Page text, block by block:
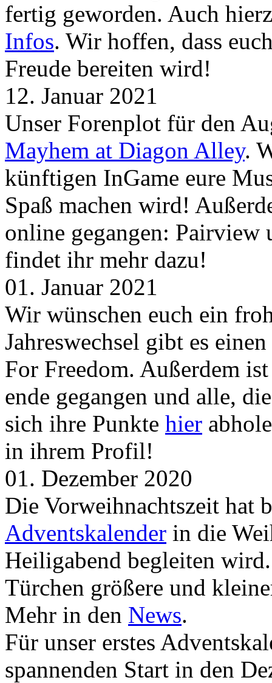
fertig geworden. Auch
Infos. Wir hoffen, dass
Freude bereiten wird!
12. Januar 2021
Unser Forenplot für den
Mayhem at Diagon Alley.
künftigen InGame eure
Spaß machen wird!
online gegangen:
findet ihr mehr dazu!
01. Januar 2021
Wir wünschen euch ein
Jahreswechsel gibt es einen
For Freedom. Außerdem
ende gegangen und alle,
sich ihre Punkte hier
in ihrem Profil!
01. Dezember 2020
Die Vorweihnachtszeit hat
Adventskalender in die
Heiligabend begleiten
Türchen größere und
Mehr in den News.
Für unser erstes
spannenden Start in den